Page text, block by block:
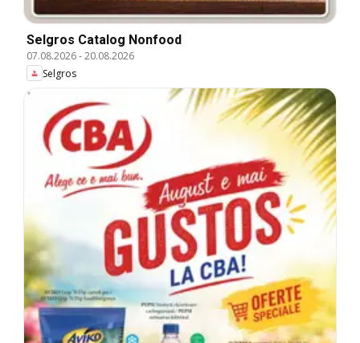
Selgros Catalog Nonfood
07.08.2026-20.08.2026
Selgros